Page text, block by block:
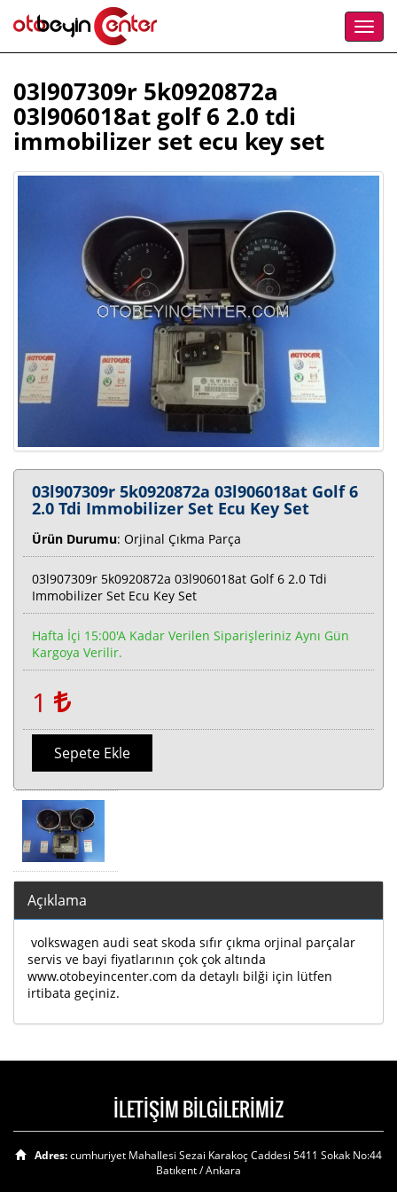
03l907309r 5k0920872a
03l906018at golf 6 2.0 tdi
immobilizer set ecu key set
03l907309r 5k0920872a 03l906018at Golf 6
2.0 Tdi Immobilizer Set Ecu Key Set
Ürün Durumu: Orjinal Çıkma Parça
03l907309r 5k0920872a 03l906018at Golf 6 2.0 Tdi
Immobilizer Set Ecu Key Set
Hafta İçi 15:00'a Kadar Verilen Siparişleriniz Aynı Gün
Kargoya Verilir.
1
Sepete Ekle
Açıklama
volkswagen audi seat skoda sıfır çıkma orjinal parçalar
servis ve bayi fiyatlarının çok çok altında
www.otobeyincenter.com da detaylı bilği için lütfen
irtibata geçiniz.
İLETİŞİM BİLGİLERİMİZ
Adres:cumhuriyet Mahallesi Sezai Karakoç Caddesi 5411 Sokak No:44
Batıkent / Ankara